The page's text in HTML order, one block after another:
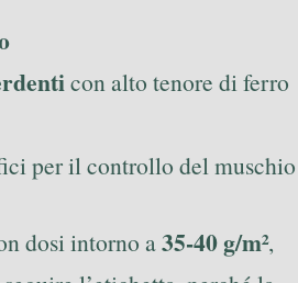
con alto tenore di ferro
per il controllo del muschio
dosi intorno a35-40 g/m²,